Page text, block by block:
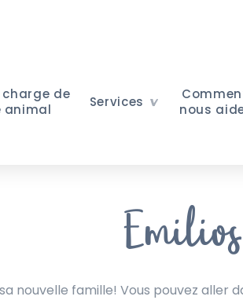
charge de
animal
Services
nous
Emilios
nouvelle famille! Vous pouvez aller